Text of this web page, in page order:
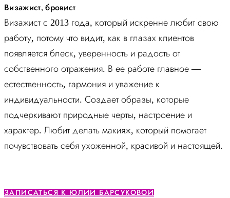
Визажист, бровист
Визажист с 2013 года, который искренне любит свою
работу, потому что видит, как в глазах клиентов
появляется блеск, уверенность и радость от
собственного отражения. В ее работе главное —
естественность, гармония и уважение к
индивидуальности. Создает образы, которые
подчеркивают природные черты, настроение и
характер. Любит делать макияж, который помогает
почувствовать себя ухоженной, красивой и настоящей.
ЗАПИСАТЬСЯ К ЮЛИИ БАРСУКОВОЙ